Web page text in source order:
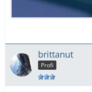
brittanut
Profi